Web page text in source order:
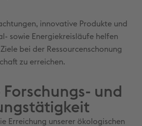
innovative Produkte und
sowie Energiekreisläufe helfen
bei der Ressourcenschonung
zu erreichen.
Forschungs- und
Erreichung unserer ökologischen